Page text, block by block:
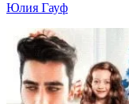
Юлия Гауф